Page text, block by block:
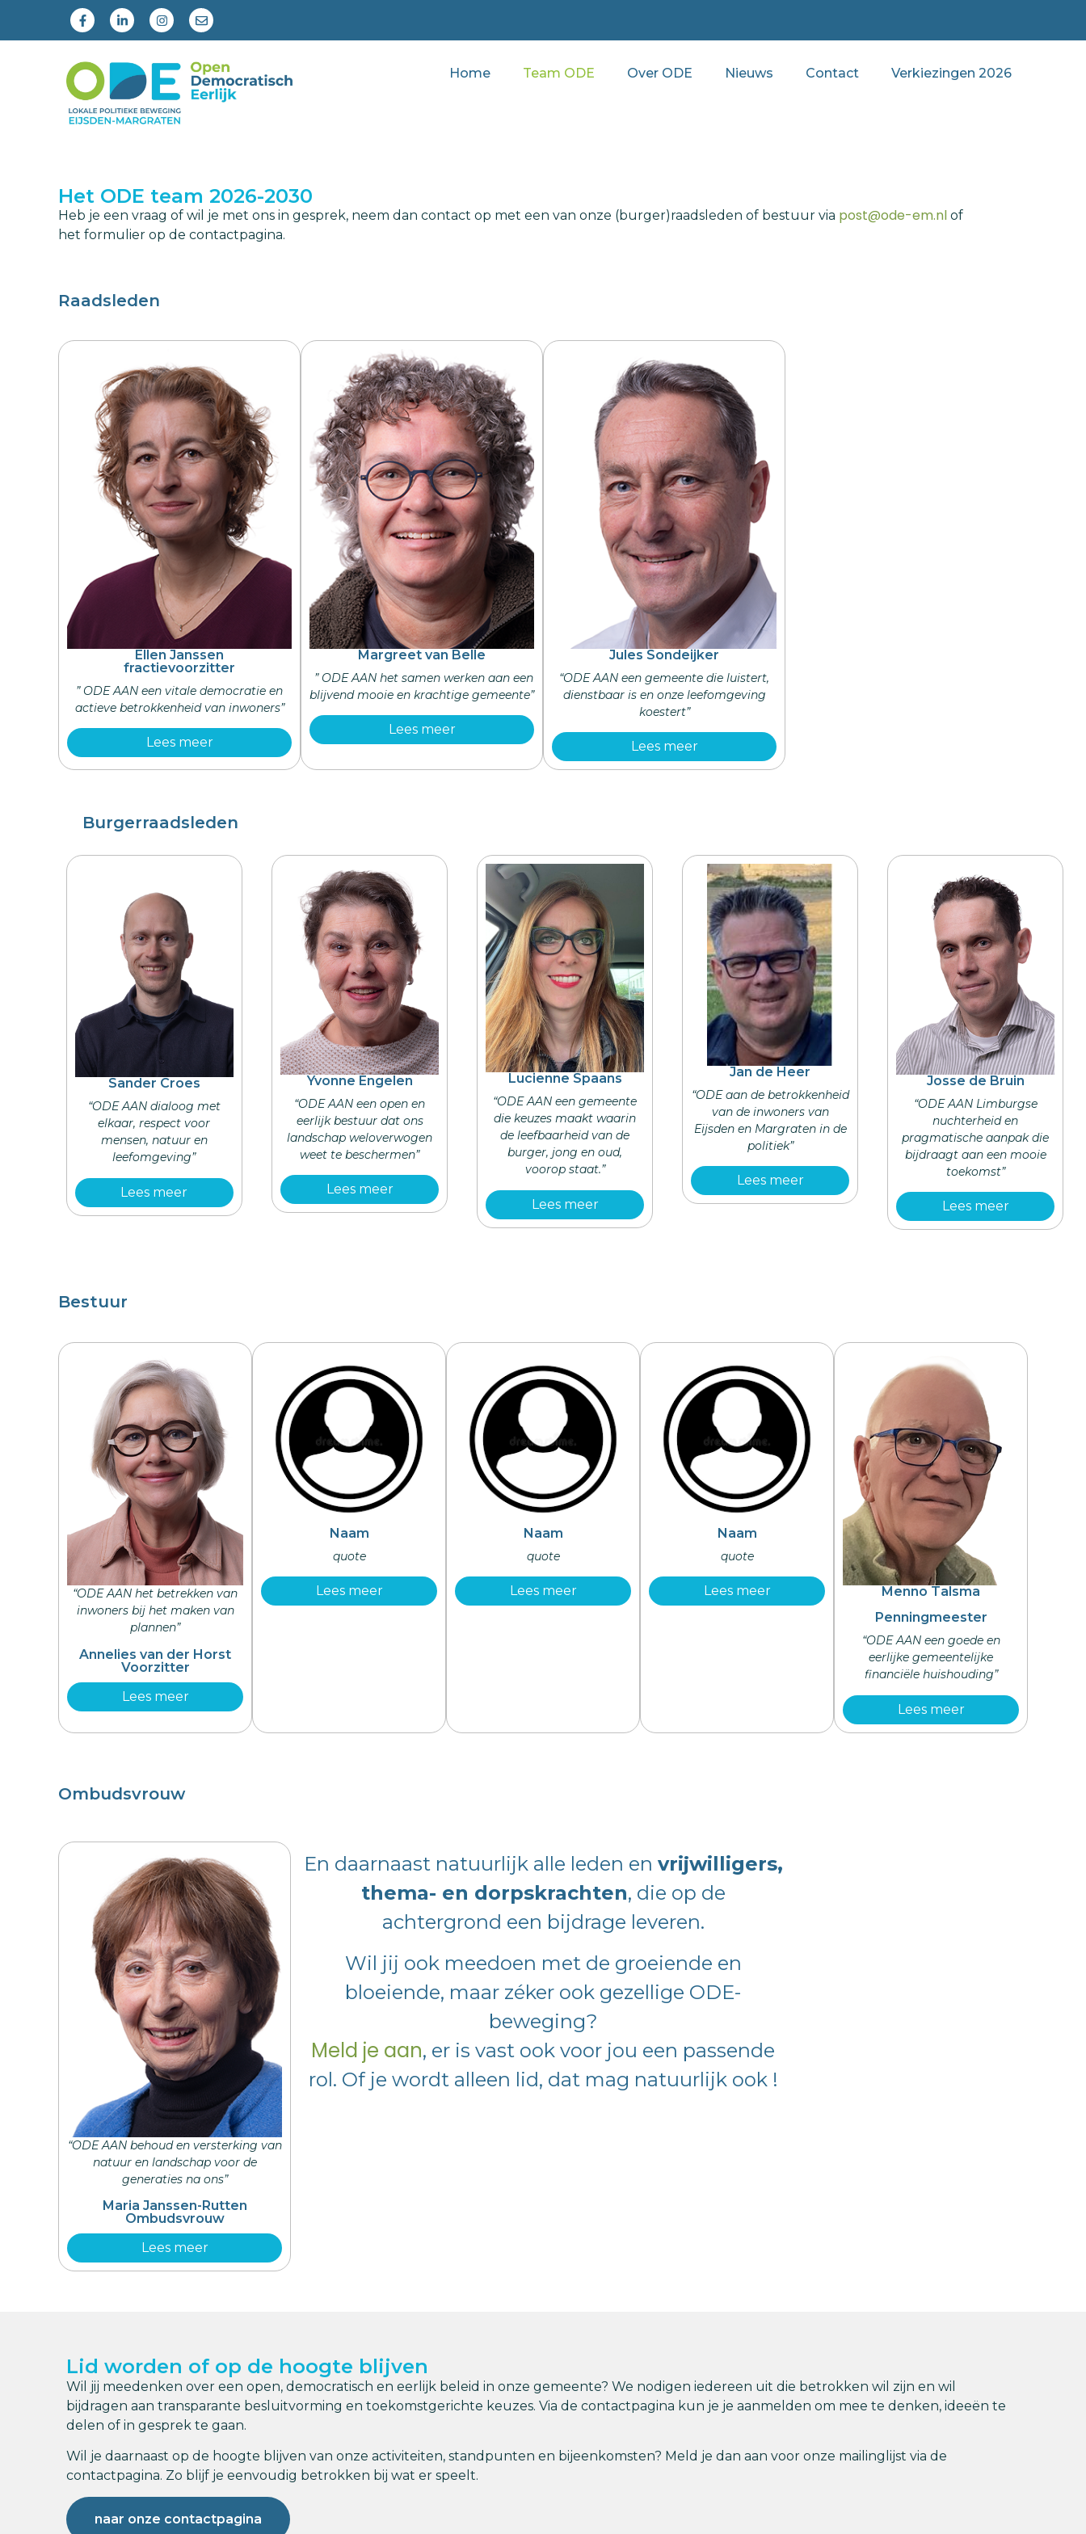
Home Team ODE Over ODE Nieuws Contact Verkiezingen 2026
Het ODE team 2026-2030
Heb je een vraag of wil je met ons in gesprek, neem dan contact op met een van onze (burger)raadsleden of bestuur via post@ode-em.nl of
het formulier op de contactpagina.
Raadsleden
Ellen Janssen
fractievoorzitter
” ODE AAN een vitale democratie en
actieve betrokkenheid van inwoners”
Lees meer
Margreet van Belle
” ODE AAN het samen werken aan een
blijvend mooie en krachtige gemeente”
Lees meer
Jules Sondeijker
“ODE AAN een gemeente die luistert,
dienstbaar is en onze leefomgeving
koestert”
Lees meer
Burgerraadsleden
Sander Croes
“ODE AAN dialoog met
elkaar, respect voor
mensen, natuur en
leefomgeving”
Lees meer
Yvonne Engelen
“ODE AAN een open en
eerlijk bestuur dat ons
landschap weloverwogen
weet te beschermen”
Lees meer
Lucienne Spaans
“ODE AAN een gemeente
die keuzes maakt waarin
de leefbaarheid van de
burger, jong en oud,
voorop staat.”
Lees meer
Jan de Heer
“ODE aan de betrokkenheid
van de inwoners van
Eijsden en Margraten in de
politiek”
Lees meer
Josse de Bruin
“ODE AAN Limburgse
nuchterheid en
pragmatische aanpak die
bijdraagt aan een mooie
toekomst”
Lees meer
Bestuur
“ODE AAN het betrekken van
inwoners bij het maken van
plannen”
Annelies van der Horst
Voorzitter
Lees meer
Naam
quote
Lees meer
Naam
quote
Lees meer
Naam
quote
Lees meer
Menno Talsma
Penningmeester
“ODE AAN een goede en
eerlijke gemeentelijke
financiële huishouding”
Lees meer
Ombudsvrouw
“ODE AAN behoud en versterking van
natuur en landschap voor de
generaties na ons”
Maria Janssen-Rutten
Ombudsvrouw
Lees meer
En daarnaast natuurlijk alle leden en vrijwilligers,
thema- en dorpskrachten, die op de
achtergrond een bijdrage leveren.
Wil jij ook meedoen met de groeiende en
bloeiende, maar zéker ook gezellige ODE-
beweging?
Meld je aan, er is vast ook voor jou een passende
rol. Of je wordt alleen lid, dat mag natuurlijk ook !
Lid worden of op de hoogte blijven
Wil jij meedenken over een open, democratisch en eerlijk beleid in onze gemeente? We nodigen iedereen uit die betrokken wil zijn en wil
bijdragen aan transparante besluitvorming en toekomstgerichte keuzes. Via de contactpagina kun je je aanmelden om mee te denken, ideeën te
delen of in gesprek te gaan.
Wil je daarnaast op de hoogte blijven van onze activiteiten, standpunten en bijeenkomsten? Meld je dan aan voor onze mailinglijst via de
contactpagina. Zo blijf je eenvoudig betrokken bij wat er speelt.
naar onze contactpagina